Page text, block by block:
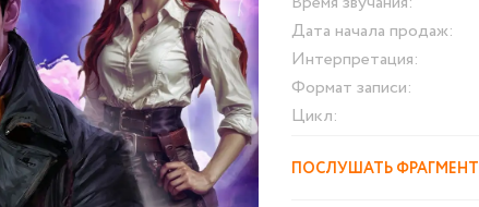
Дата начала продаж:
Интерпретация:
Формат записи:
Цикл:
ПОСЛУШАТЬ ФРАГМЕНТ